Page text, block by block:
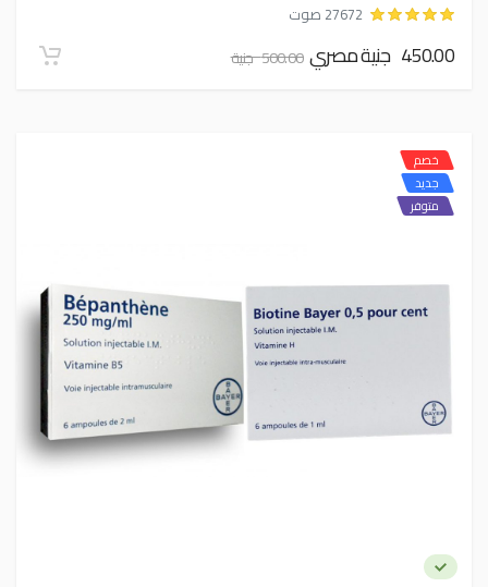
27672 صوت
450.00 جنية مصري 500.00 جنية
خصم
جديد
متوفر